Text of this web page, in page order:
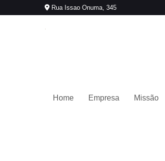
Rua Issao Onuma, 345
Home Empresa Missão